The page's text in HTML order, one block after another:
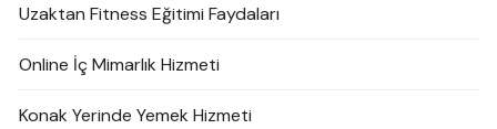
Uzaktan Fitness Eğitimi Faydaları
Online İç Mimarlık Hizmeti
Konak Yerinde Yemek Hizmeti